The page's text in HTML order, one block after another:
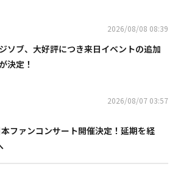
2026/08/08 08:39
ソブ、大好評につき来日イベントの追加
決定！
2026/08/07 03:57
ファンコンサート開催決定！延期を経